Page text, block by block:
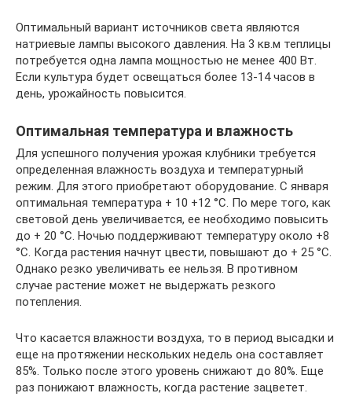
Оптимальный вариант источников света являются
натриевые лампы высокого давления. На 3 кв.м теплицы
потребуется одна лампа мощностью не менее 400 Вт.
Если культура будет освещаться более 13-14 часов в
день, урожайность повысится.
Оптимальная температура и влажность
Для успешного получения урожая клубники требуется
определенная влажность воздуха и температурный
режим. Для этого приобретают оборудование. С января
оптимальная температура + 10 +12 °C. По мере того, как
световой день увеличивается, ее необходимо повысить
до + 20 °C. Ночью поддерживают температуру около +8
°C. Когда растения начнут цвести, повышают до + 25 °C.
Однако резко увеличивать ее нельзя. В противном
случае растение может не выдержать резкого
потепления.
Что касается влажности воздуха, то в период высадки и
еще на протяжении нескольких недель она составляет
85%. Только после этого уровень снижают до 80%. Еще
раз понижают влажность, когда растение зацветет.